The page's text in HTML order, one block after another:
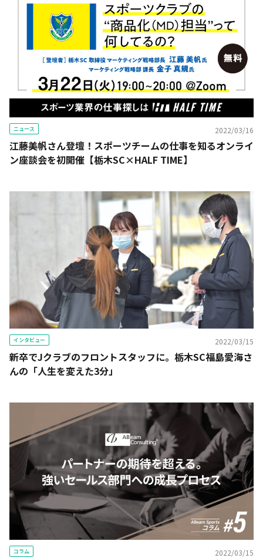
ニュース 2022/03/16
江藤美帆さん登壇！スポーツチームの仕事を知るオンライ
ン座談会を初開催【栃木SC×HALF TIME】
インタビュー 2022/03/15
新卒でJクラブのフロントスタッフに。栃木SC福島愛海さ
んの「人生を変えた3分」
コラム 2022/03/15